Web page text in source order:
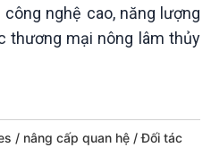
nghệ cao, năng lượng
thương mại nông lâm thủy
nâng cấp quan hệ
Đối tác